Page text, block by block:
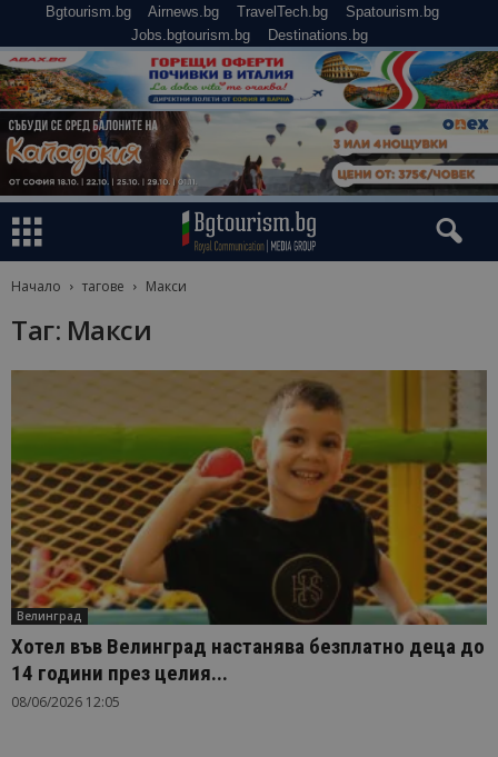
Bgtourism.bg Airnews.bg TravelTech.bg
Spatourism.bg
Jobs.bgtourism.bg
Destinations.bg
Начало тагове Макси
Таг: Макси
Велинград
Хотел във Велинград настанява безплатно деца до
14 години през целия...
08/06/2026 12:05